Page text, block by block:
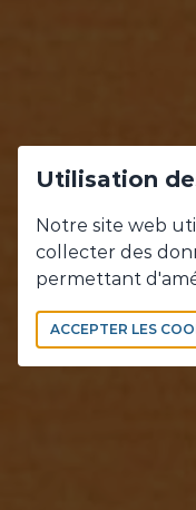
CE QUE
Utilisation
Notre site web
collecter des
permettant
ACCEPTER LES